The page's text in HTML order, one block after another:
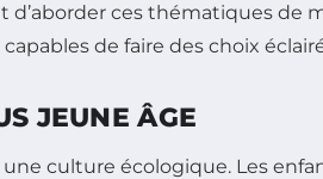
ces thématiques de
de faire des choix
JEUNE ÂGE
culture écologique. Les